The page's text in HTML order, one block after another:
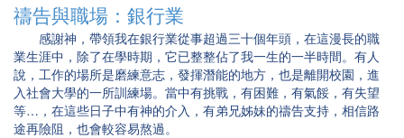
禱告與職場：銀行業
感謝神，帶領我在銀行業從事超過三十個年頭，在這漫長的職
業生涯中，除了在學時期，它已整整佔了我一生的一半時間。有人
說，工作的場所是磨練意志，發揮潛能的地方，也是離開校園，進
入社會大學的一所訓練場。當中有挑戰，有困難，有氣餒，有失望
等…，在這些日子中有神的介入，有弟兄姊妹的禱告支持，相信路
途再險阻，也會較容易熬過。